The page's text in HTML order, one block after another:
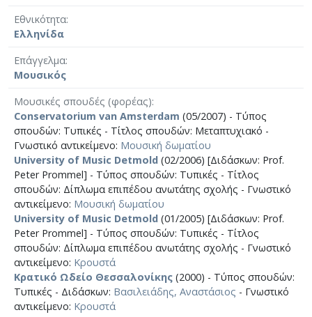
Εθνικότητα
Ελληνίδα
Επάγγελμα
Μουσικός
Μουσικές σπουδές (φορέας)
Conservatorium van Amsterdam (05/2007) - Τύπος
σπουδών: Τυπικές - Τίτλος σπουδών: Μεταπτυχιακό -
Γνωστικό αντικείμενο: Μουσική δωματίου
University of Music Detmold (02/2006) [Διδάσκων: Prof.
Peter Prommel] - Τύπος σπουδών: Τυπικές - Τίτλος
σπουδών: Δίπλωμα επιπέδου ανωτάτης σχολής - Γνωστικό
αντικείμενο: Μουσική δωματίου
University of Music Detmold (01/2005) [Διδάσκων: Prof.
Peter Prommel] - Τύπος σπουδών: Τυπικές - Τίτλος
σπουδών: Δίπλωμα επιπέδου ανωτάτης σχολής - Γνωστικό
αντικείμενο: Κρουστά
Κρατικό Ωδείο Θεσσαλονίκης (2000) - Τύπος σπουδών:
Τυπικές - Διδάσκων: Βασιλειάδης, Αναστάσιος - Γνωστικό
αντικείμενο: Κρουστά